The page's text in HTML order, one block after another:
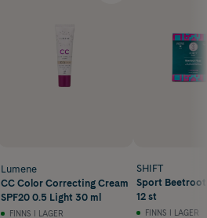
Lumene
CC Color Correcting Cream
SPF20 0.5 Light 30 ml
FINNS I LAGER
SHIFT
Sport Beetroot
12 st
FINNS I LAGER